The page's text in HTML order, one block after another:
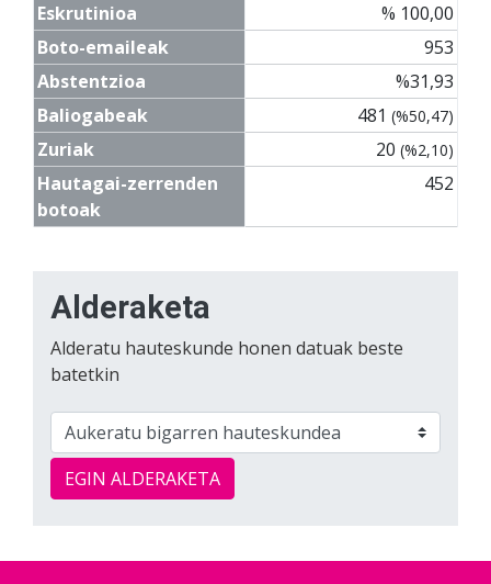
Eskrutinioa
% 100,00
Boto-emaileak
953
Abstentzioa
%31,93
Baliogabeak
481 (%50,47)
Zuriak 20 (%2,10)
Hautagai-zerrenden
botoak
452
Alderaketa
Alderatu hauteskunde honen datuak beste
batetkin
EGIN ALDERAKETA